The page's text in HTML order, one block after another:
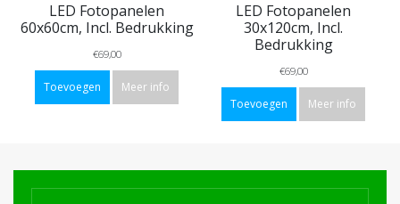
LED Fotopanelen
60x60cm, Incl. Bedrukking
€69,00
Toevoegen Meer info
LED Fotopanelen
30x120cm, Incl.
Bedrukking
€69,00
Toevoegen Meer info